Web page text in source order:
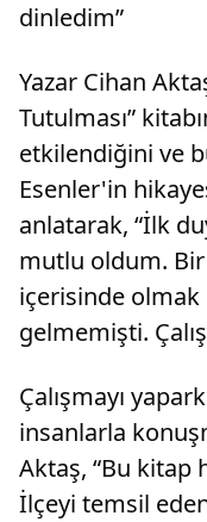
dinledim”
Yazar Cihan
Tutulması”
etkilendiğini ve
Esenler'in
anlatarak, “İlk
mutlu oldum. Bir
içerisinde olmak
gelmemişti.
Çalışmayı
insanlarla
Aktaş, “Bu kitap
İlçeyi temsil